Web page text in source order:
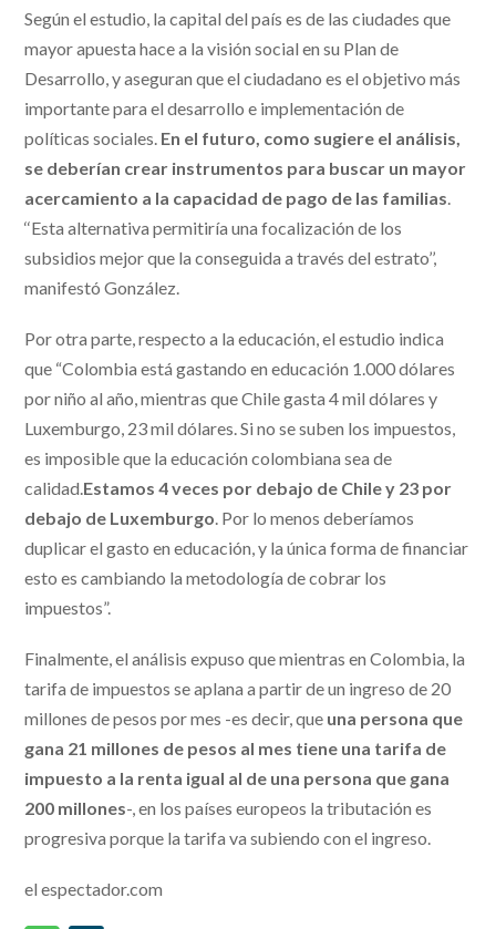
Según el estudio, la capital del país es de las ciudades que
mayor apuesta hace a la visión social en su Plan de
Desarrollo, y aseguran que el ciudadano es el objetivo más
importante para el desarrollo e implementación de
políticas sociales. En el futuro, como sugiere el análisis,
se deberían crear instrumentos para buscar un mayor
acercamiento a la capacidad de pago de las familias
‘‘Esta alternativa permitiría una focalización de los
subsidios mejor que la conseguida a través del estrato’’,
manifestó González.
Por otra parte, respecto a la educación, el estudio indica
que “Colombia está gastando en educación 1.000 dólares
por niño al año, mientras que Chile gasta 4 mil dólares y
Luxemburgo, 23 mil dólares. Si no se suben los impuestos,
es imposible que la educación colombiana sea de
calidad.Estamos 4 veces por debajo de Chile y 23 por
debajo de Luxemburgo. Por lo menos deberíamos
duplicar el gasto en educación, y la única forma de financiar
esto es cambiando la metodología de cobrar los
impuestos”.
Finalmente, el análisis expuso que mientras en Colombia, la
tarifa de impuestos se aplana a partir de un ingreso de 20
millones de pesos por mes -es decir, que una persona que
gana 21 millones de pesos al mes tiene una tarifa de
impuesto a la renta igual al de una persona que gana
200 millones-, en los países europeos la tributación es
progresiva porque la tarifa va subiendo con el ingreso.
el espectador.com